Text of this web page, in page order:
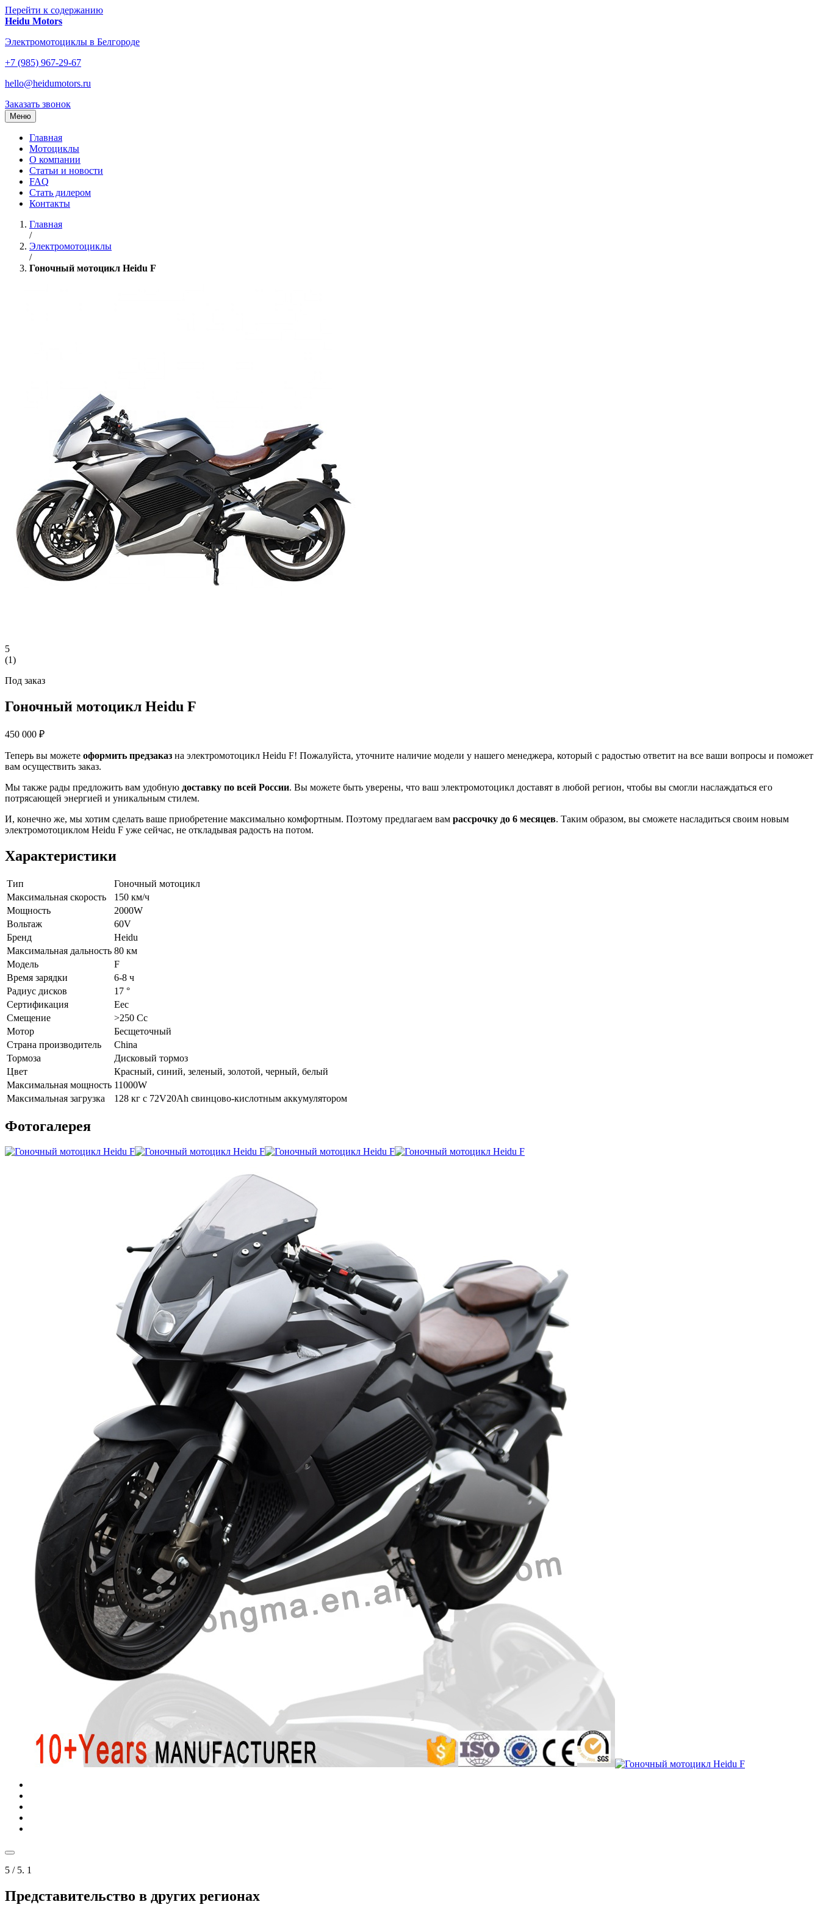
Перейти к содержанию
Heidu Motors
Электромотоциклы в Белгороде
+7 (985) 967-29-67
hello@heidumotors.ru
Заказать звонок
Меню
Главная
Мотоциклы
О компании
Статьи и новости
FAQ
Стать дилером
Контакты
Главная
/
Электромотоциклы
/
Гоночный мотоцикл Heidu F
5
(1)
Под заказ
Гоночный мотоцикл Heidu F
450 000 ₽
Теперь вы можете оформить предзаказ на электромотоцикл Heidu F! Пожалуйста, уточните наличие модели у нашего менеджера, который с радостью ответит на все ваши вопросы и поможет
вам осуществить заказ.
Мы также рады предложить вам удобную доставку по всей России. Вы можете быть уверены, что ваш электромотоцикл доставят в любой регион, чтобы вы смогли наслаждаться его
потрясающей энергией и уникальным стилем.
И, конечно же, мы хотим сделать ваше приобретение максимально комфортным. Поэтому предлагаем вам рассрочку до 6 месяцев. Таким образом, вы сможете насладиться своим новым
электромотоциклом Heidu F уже сейчас, не откладывая радость на потом.
Характеристики
Тип
Гоночный мотоцикл
Максимальная скорость
150 км/ч
Мощность
2000W
Вольтаж
60V
Бренд
Heidu
Максимальная дальность 80 км
Модель
F
Время зарядки
6-8 ч
Радиус дисков
17 °
Сертификация
Eec
Смещение
>250 Cc
Мотор
Бесщеточный
Страна производитель
China
Тормоза
Дисковый тормоз
Цвет
Красный, cиний, зеленый, золотой, черный, белый
Максимальная мощность 11000W
Максимальная загрузка
128 кг с 72V20Ah свинцово-кислотным аккумулятором
Фотогалерея
5 / 5. 1
Представительство в других регионах